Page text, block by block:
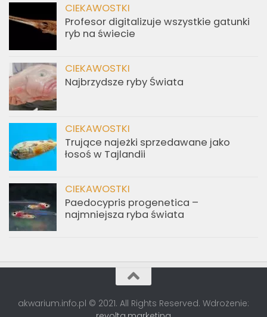
CIEKAWOSTKI
Profesor digitalizuje wszystkie gatunki
ryb na świecie
CIEKAWOSTKI
Najbrzydsze ryby Świata
CIEKAWOSTKI
Trujące najeżki sprzedawane jako
łosoś w Tajlandii
CIEKAWOSTKI
Paedocypris progenetica –
najmniejsza ryba świata
akwarium.info.pl © 2021. All Rights Reserved. Wdrożenie: